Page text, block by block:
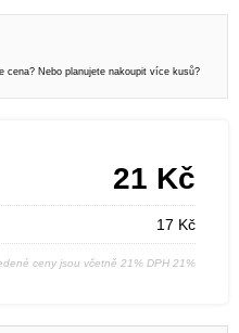
cena? Nebo planujete nakoupit více kusů?
21 Kč
17 Kč
ceny jsou včetně 21% DPH 21%